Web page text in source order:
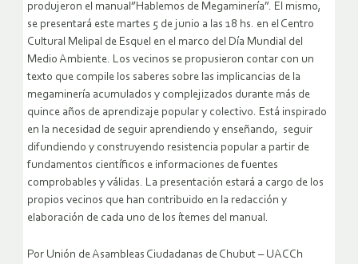
produjeron el manual”Hablemos de Megaminería”. El mismo,
se presentará este martes 5 de junio a las 18 hs. en el Centro
Cultural Melipal de Esquel en el marco del Día Mundial del
Medio Ambiente. Los vecinos se propusieron contar con un
texto que compile los saberes sobre las implicancias de la
megaminería acumulados y complejizados durante más de
quince años de aprendizaje popular y colectivo. Está inspirado
en la necesidad de seguir aprendiendo y enseñando, seguir
difundiendo y construyendo resistencia popular a partir de
fundamentos científicos e informaciones de fuentes
comprobables y válidas. La presentación estará a cargo de los
propios vecinos que han contribuido en la redacción y
elaboración de cada uno de los ítemes del manual.
Por Unión de Asambleas Ciudadanas de Chubut – UACCh